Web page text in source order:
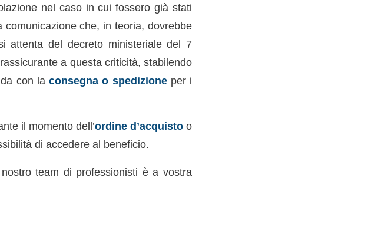
nel caso in cui fossero già stati
comunicazione che, in teoria, dovrebbe
attenta del decreto ministeriale del 7
a questa criticità, stabilendo
con laconsegna o spedizioneper i
il momento dell’ordine d’acquistoo
di accedere al beneficio.
team di professionisti è a vostra